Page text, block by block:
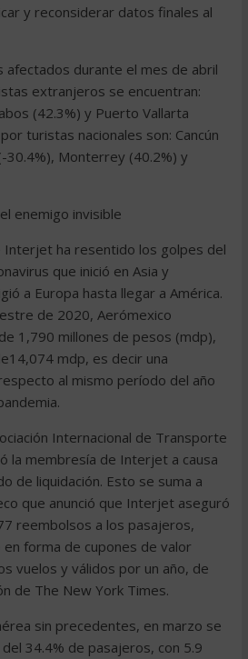
y reconsiderar datos finales al
afectados durante el mes de abril
extranjeros se encuentran:
(42.3%) y Puerto Vallarta
turistas nacionales son: Cancún
30.4%), Monterrey (40.2%) y
enemigo invisible
Interjet ha resentido los golpes del
que inició en Asia y
a Europa hasta llegar a América.
de 2020, Aerómexico
1,790 millones de pesos (mdp),
mdp, es decir una
al mismo período del año
Internacional de Transporte
la membresía de Interjet a causa
de liquidación. Esto se suma a
que anunció que Interjet aseguró
reembolsos a los pasajeros,
forma de cupones de valor
vuelos y válidos por un año, de
de The New York Times.
sin precedentes, en marzo se
34.4% de pasajeros, con 5.9